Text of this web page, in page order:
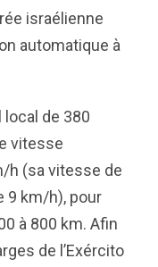
israélienne
automatique à
de 380
vitesse
h (sa vitesse de
9 km/h), pour
à 800 km. Afin
de l’Exército